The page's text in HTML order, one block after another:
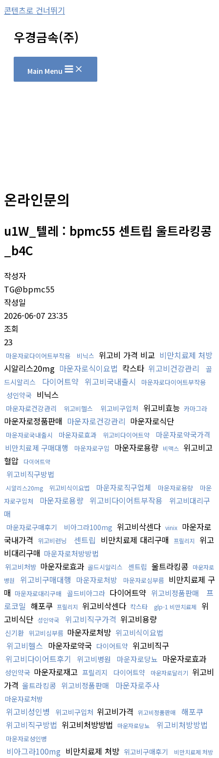
콘텐츠로 건너뛰기
우경금속(주)
Main Menu
온라인문의
u1W_텔레 : bpmc55 센트립 울트라킹콩
_b4C
작성자
TG@bpmc55
작성일
2026-06-07 23:35
조회
23
마운자로다이어트부작용 비닉스 위고비 가격 비교 비만치료제 처방
시알리스20mg 마운자로식이요법 칵스타 위고비건강관리
골
드시알리스
다이어트약 위고비국내출시 마운자로다이어트부작용
성인약국 비닉스
마운자로건강관리 위고비헬스 위고비구입처 위고비효능 카마그라
마운자로정품판매 마운자로건강관리 마운자로식단
마운자로국내출시 마운자로효과 위고비다이어트약
마운자로약국가격
비만치료제 구매대행
마운자로구입 마운자로용량 비맥스
위고비고
혈압
다이어트약
위고비직구방법
시알리스20mg 위고비식이요법 마운자로직구업체 마운자로용량
마운
자로구입처
마운자로용량 위고비다이어트부작용
위고비대리구
매
마운자로구매후기 비아그라100mg 위고비삭센다 vinix 마운자로
국내가격
위고비런닝 센트립 비만치료제 대리구매 프릴리지
위고
비대리구매 마운자로처방방법
위고비처방 마운자로효과 골드시알리스 센트립 울트라킹콩 마운자로
병원
위고비구매대행 마운자로처방 마운자로심부름 비만치료제 구
매 마운자로대리구매 골드비아그라 다이어트약 위고비정품판매
프
로코밀 해포쿠 프릴리지 위고비삭센다 칵스타 glp-1 비만치료제
위
고비식단 성인약국 위고비직구가격 위고비용량
신기환 위고비심부름 마운자로처방 위고비식이요법
위고비헬스 마운자로약국 다이어트약 위고비직구
위고비다이어트후기
위고비병원 마운자로당뇨 마운자로효과
성인약국 마운자로재고 프릴리지 다이어트약 마운자로달리기 위고비
가격 울트라킹콩 위고비정품판매 마운자로주사
마운자로처방
위고비성인병 위고비구입처 위고비가격 위고비정품판매
해포쿠
위고비직구방법 위고비처방방법 마운자로당뇨 위고비처방방법
마운자로성인병
비아그라100mg 비만치료제 처방 위고비구매후기 비만치료제 처방